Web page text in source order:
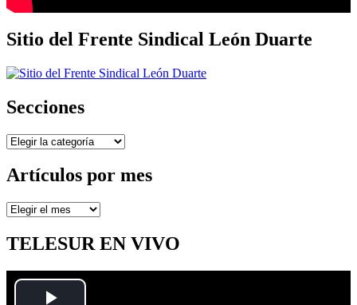
Sitio del Frente Sindical León Duarte
Secciones
Secciones
Artículos por mes
Artículos
mes
TELESUR EN VIVO